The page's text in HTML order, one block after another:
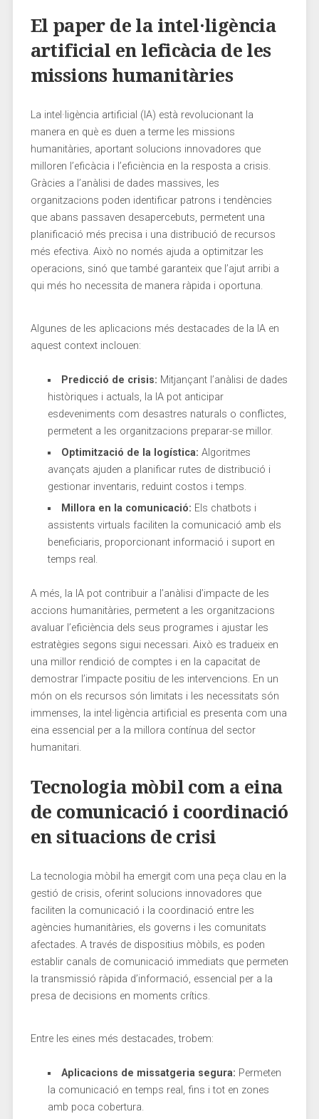
El paper​ de la intel·ligència
artificial en leficàcia de les
missions humanitàries
La intel·ligència artificial (IA)⁤ està revolucionant ‌la
manera ⁣en què es duen a terme les missions
humanitàries, aportant solucions innovadores ⁣que
milloren ‍l’eficàcia i l’eficiència en la resposta a crisis.
Gràcies a l’anàlisi ‍de dades massives,‌ les
organitzacions poden identificar patrons i tendències⁤
que abans passaven desapercebuts, permetent una
‌planificació més ‍precisa i una distribució de ⁢recursos
‍més efectiva. Això no només ajuda a optimitzar les
operacions,​ sinó que també garanteix‌ que l’ajut arribi a
qui ⁢més ho necessita de manera⁤ ràpida i oportuna.
Algunes de les aplicacions més destacades de la IA en
aquest context inclouen:
Predicció de crisis: Mitjançant l’anàlisi⁢ de​ dades‌
històriques i ⁣actuals,‌ la IA pot anticipar
esdeveniments com desastres naturals ​o ⁤conflictes,
permetent a les organitzacions preparar-se millor.
Optimització de la⁤ logística: Algoritmes
avançats ajuden a planificar rutes de distribució i
gestionar inventaris, reduint costos i temps.
Millora en la comunicació: Els chatbots i
assistents virtuals faciliten la‍ comunicació amb els
beneficiaris, ‌proporcionant informació i suport en
temps ​real.
A més, la IA ⁣pot contribuir a l’anàlisi d’impacte de ⁢les
accions humanitàries,‍ permetent a les organitzacions
avaluar l’eficiència dels seus programes i ajustar les
estratègies segons sigui necessari. Això es tradueix en
una millor rendició de comptes i en la capacitat de
demostrar l’impacte positiu de les intervencions.‍ En un
món on els recursos són limitats i les necessitats són
immenses, la⁤ intel·ligència artificial es presenta com ​una
eina essencial per ‌a la millora contínua del sector
humanitari.
Tecnologia mòbil com a eina
de comunicació i coordinació
en situacions de crisi
La tecnologia mòbil ha emergit com una peça clau en la
gestió de crisis, oferint solucions innovadores que
faciliten la comunicació i la coordinació entre les
agències humanitàries, els governs i les comunitats
afectades. A⁣ través ⁢de dispositius mòbils, es poden
establir canals de comunicació immediats⁢ que permeten
la transmissió ràpida d’informació, essencial per a la
presa de decisions en ⁢moments crítics.
Entre les eines més destacades,‌ trobem:
Aplicacions de missatgeria segura: Permeten
la comunicació en temps real, ​fins i ‍tot en zones
amb poca cobertura.